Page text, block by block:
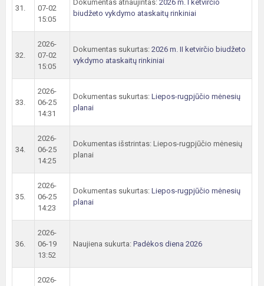
31.
07-02
15:05
Dokumentas atnaujintas: 2026 m. I ketvirčio
biudžeto vykdymo ataskaitų rinkiniai
32.
2026-
07-02
15:05
Dokumentas sukurtas: 2026 m. II ketvirčio biudžeto
vykdymo ataskaitų rinkiniai
33.
2026-
06-25
14:31
Dokumentas sukurtas: Liepos-rugpjūčio mėnesių
planai
34.
2026-
06-25
14:25
Dokumentas išstrintas: Liepos-rugpjūčio mėnesių
planai
35.
2026-
06-25
14:23
Dokumentas sukurtas: Liepos-rugpjūčio mėnesių
planai
36.
2026-
06-19
13:52
Naujiena sukurta: Padėkos diena 2026
2026-